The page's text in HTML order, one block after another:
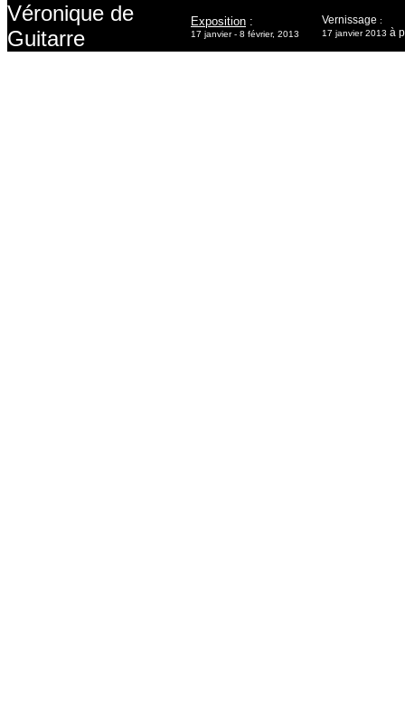
Véronique de
Guitarre
Exposition :
17 janvier - 8 février, 2013
Vernissage :
17 janvier 2013 à